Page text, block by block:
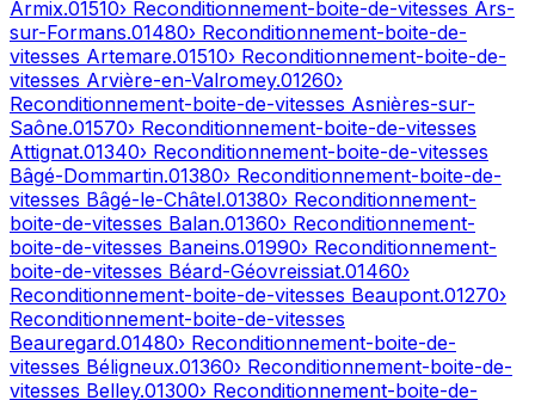
Armix.01510› Reconditionnement-boite-de-vitesses Ars-
sur-Formans.01480› Reconditionnement-boite-de-
vitesses Artemare.01510› Reconditionnement-boite-de-
vitesses Arvière-en-Valromey.01260›
Reconditionnement-boite-de-vitesses Asnières-sur-
Saône.01570› Reconditionnement-boite-de-vitesses
Attignat.01340› Reconditionnement-boite-de-vitesses
Bâgé-Dommartin.01380› Reconditionnement-boite-de-
vitesses Bâgé-le-Châtel.01380› Reconditionnement-
boite-de-vitesses Balan.01360› Reconditionnement-
boite-de-vitesses Baneins.01990› Reconditionnement-
boite-de-vitesses Béard-Géovreissiat.01460›
Reconditionnement-boite-de-vitesses Beaupont.01270›
Reconditionnement-boite-de-vitesses
Beauregard.01480› Reconditionnement-boite-de-
vitesses Béligneux.01360› Reconditionnement-boite-de-
vitesses Belley.01300› Reconditionnement-boite-de-